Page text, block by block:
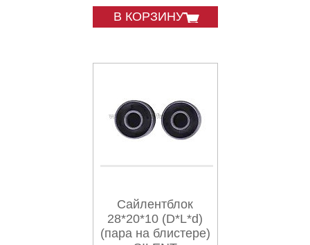
В КОРЗИНУ
Сайлентблок
28*20*10 (D*L*d)
(пара на блистере)